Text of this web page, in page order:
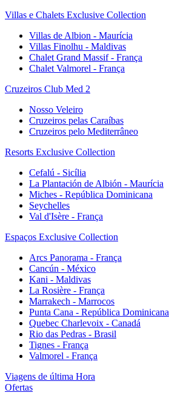
Villas e Chalets Exclusive Collection
Villas de Albion - Maurícia
Villas Finolhu - Maldivas
Chalet Grand Massif - França
Chalet Valmorel - França
Cruzeiros Club Med 2
Nosso Veleiro
Cruzeiros pelas Caraíbas
Cruzeiros pelo Mediterrâneo
Resorts Exclusive Collection
Cefalú - Sicília
La Plantación de Albión - Maurícia
Miches - República Dominicana
Seychelles
Val d'Isère - França
Espaços Exclusive Collection
Arcs Panorama - França
Cancún - México
Kani - Maldivas
La Rosière - França
Marrakech - Marrocos
Punta Cana - República Dominicana
Quebec Charlevoix - Canadá
Rio das Pedras - Brasil
Tignes - França
Valmorel - França
Viagens de última Hora
Ofertas